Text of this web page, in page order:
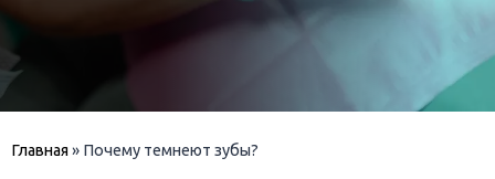
Главная» Почему темнеют зубы?